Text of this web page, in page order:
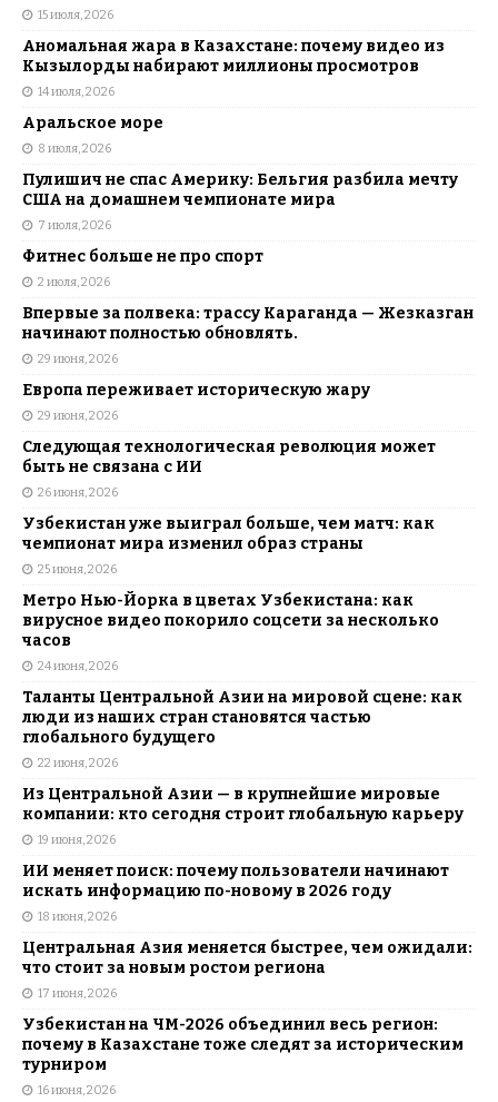
15 июля, 2026
Аномальная жара в Казахстане: почему видео из
Кызылорды набирают миллионы просмотров
14 июля, 2026
Аральское море
8 июля, 2026
Пулишич не спас Америку: Бельгия разбила мечту
США на домашнем чемпионате мира
7 июля, 2026
Фитнес больше не про спорт
2 июля, 2026
Впервые за полвека: трассу Караганда — Жезказган
начинают полностью обновлять.
29 июня, 2026
Европа переживает историческую жару
29 июня, 2026
Следующая технологическая революция может
быть не связана с ИИ
26 июня, 2026
Узбекистан уже выиграл больше, чем матч: как
чемпионат мира изменил образ страны
25 июня, 2026
Метро Нью-Йорка в цветах Узбекистана: как
вирусное видео покорило соцсети за несколько
часов
24 июня, 2026
Таланты Центральной Азии на мировой сцене: как
люди из наших стран становятся частью
глобального будущего
22 июня, 2026
Из Центральной Азии — в крупнейшие мировые
компании: кто сегодня строит глобальную карьеру
19 июня, 2026
ИИ меняет поиск: почему пользователи начинают
искать информацию по-новому в 2026 году
18 июня, 2026
Центральная Азия меняется быстрее, чем ожидали:
что стоит за новым ростом региона
17 июня, 2026
Узбекистан на ЧМ-2026 объединил весь регион:
почему в Казахстане тоже следят за историческим
турниром
16 июня, 2026